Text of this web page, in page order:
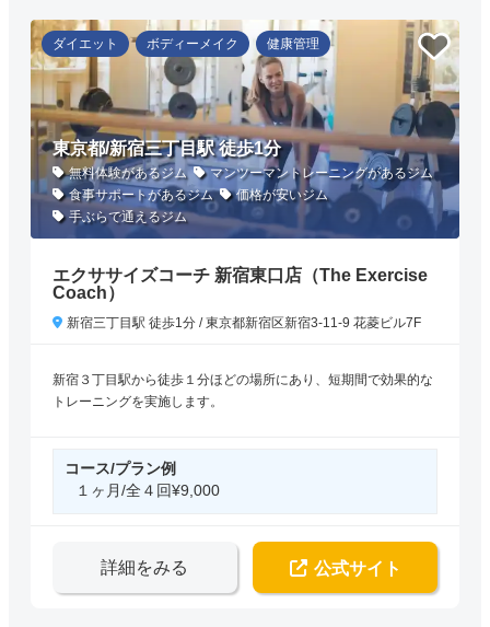
ダイエット ボディーメイク 健康管理
東京都/新宿三丁目駅 徒歩1分
無料体験があるジム
マンツーマントレーニングがあるジム
食事サポートがあるジム
価格が安いジム
手ぶらで通えるジム
エクササイズコーチ 新宿東口店（The Exercise
Coach）
新宿三丁目駅 徒歩1分 / 東京都新宿区新宿3-11-9 花菱ビル7F
新宿３丁目駅から徒歩１分ほどの場所にあり、短期間で効果的な
トレーニングを実施します。
コース/プラン例
１ヶ月/全４回¥9,000
詳細をみる 公式サイト